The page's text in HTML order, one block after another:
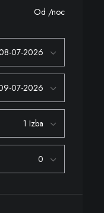
Od /noc